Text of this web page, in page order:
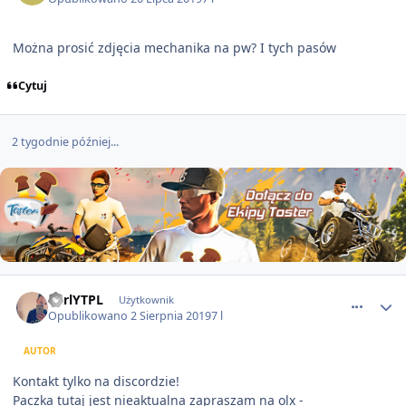
Można prosić zdjęcia mechanika na pw? I tych pasów
Cytuj
2 tygodnie później...
CarlYTPL Użytkownik
Opublikowano2 Sierpnia 20197 l
AUTOR
Kontakt tylko na discordzie!
Paczka tutaj jest nieaktualna zapraszam na olx -